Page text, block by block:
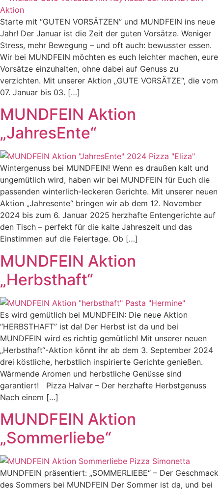
Starte mit “GUTEN VORSÄTZEN” und MUNDFEIN ins neue
Jahr! Der Januar ist die Zeit der guten Vorsätze. Weniger
Stress, mehr Bewegung – und oft auch: bewusster essen.
Wir bei MUNDFEIN möchten es euch leichter machen, eure
Vorsätze einzuhalten, ohne dabei auf Genuss zu
verzichten. Mit unserer Aktion „GUTE VORSÄTZE“, die vom
07. Januar bis 03. […]
MUNDFEIN Aktion
„JahresEnte“
Wintergenuss bei MUNDFEIN! Wenn es draußen kalt und
ungemütlich wird, haben wir bei MUNDFEIN für Euch die
passenden winterlich-leckeren Gerichte. Mit unserer neuen
Aktion „Jahresente“ bringen wir ab dem 12. November
2024 bis zum 6. Januar 2025 herzhafte Entengerichte auf
den Tisch – perfekt für die kalte Jahreszeit und das
Einstimmen auf die Feiertage. Ob […]
MUNDFEIN Aktion
„Herbsthaft“
Es wird gemütlich bei MUNDFEIN: Die neue Aktion
“HERBSTHAFT” ist da! Der Herbst ist da und bei
MUNDFEIN wird es richtig gemütlich! Mit unserer neuen
„Herbsthaft“-Aktion könnt ihr ab dem 3. September 2024
drei köstliche, herbstlich inspirierte Gerichte genießen.
Wärmende Aromen und herbstliche Genüsse sind
garantiert! Pizza Halvar – Der herzhafte Herbstgenuss
Nach einem […]
MUNDFEIN Aktion
„Sommerliebe“
MUNDFEIN präsentiert: „SOMMERLIEBE“ – Der Geschmack
des Sommers bei MUNDFEIN Der Sommer ist da, und bei